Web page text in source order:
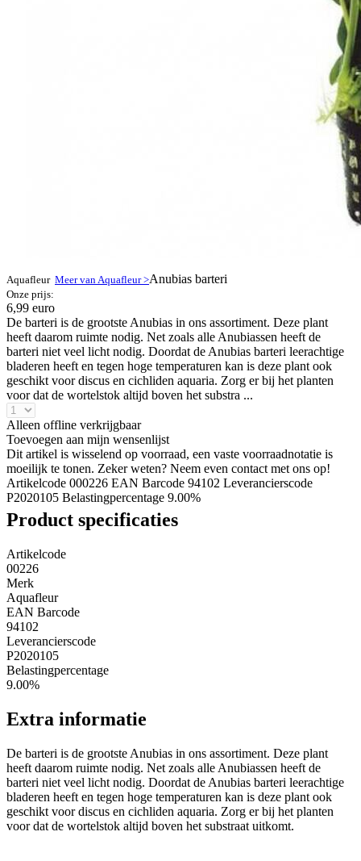
Aquafleur Meer van Aquafleur >Anubias barteri
Onze prijs:
6,99 euro
De barteri is de grootste Anubias in ons assortiment. Deze plant
heeft daarom ruimte nodig. Net zoals alle Anubiassen heeft de
barteri niet veel licht nodig. Doordat de Anubias barteri leerachtige
bladeren heeft en tegen hoge temperaturen kan is deze plant ook
geschikt voor discus en cichliden aquaria. Zorg er bij het planten
voor dat de wortelstok altijd boven het substra ...
Alleen offline verkrijgbaar
Toevoegen aan mijn wensenlijst
Dit artikel is wisselend op voorraad, een vaste voorraadnotatie is
moeilijk te tonen. Zeker weten? Neem even contact met ons op!
Artikelcode 000226 EAN Barcode 94102 Leverancierscode
P2020105 Belastingpercentage 9.00%
Product specificaties
Artikelcode
00226
Merk
Aquafleur
EAN Barcode
94102
Leverancierscode
P2020105
Belastingpercentage
9.00%
Extra informatie
De barteri is de grootste Anubias in ons assortiment. Deze plant
heeft daarom ruimte nodig. Net zoals alle Anubiassen heeft de
barteri niet veel licht nodig. Doordat de Anubias barteri leerachtige
bladeren heeft en tegen hoge temperaturen kan is deze plant ook
geschikt voor discus en cichliden aquaria. Zorg er bij het planten
voor dat de wortelstok altijd boven het substraat uitkomt.